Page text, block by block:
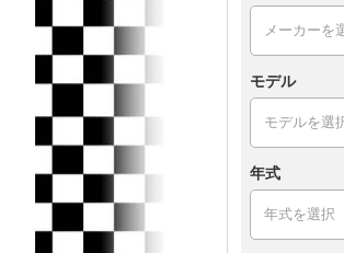
モデル
年式